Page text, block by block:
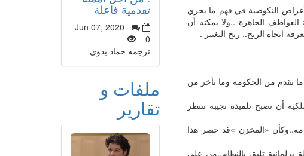
تقدمية فاعلة
Jun 07, 2020
0
ترجمه حماد بدوي
ملفات و
تقارير
النكوصية في فهم ما يجري
العواطف الجاهزة ..ولا يمكنه أن
اتجاه الريح.. ريح التغيير .
ما تقدم من الحكومة وما تأخر من
أن تصبح تلميذة نجيبة تنتظر
عامة..وكأن «المخزن »قد حصر هذا
برلمانية تليق بالنظام..من على